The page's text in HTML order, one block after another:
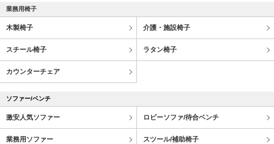
業務用椅子
木製椅子 介護・施設椅子
スチール椅子 ラタン椅子
カウンターチェア
ソファー/ベンチ
激安人気ソファー ロビーソファ/待合ベンチ
業務用ソファー スツール/補助椅子